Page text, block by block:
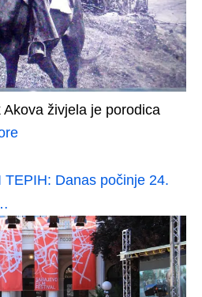
živjela je porodica
Danas počinje 24.